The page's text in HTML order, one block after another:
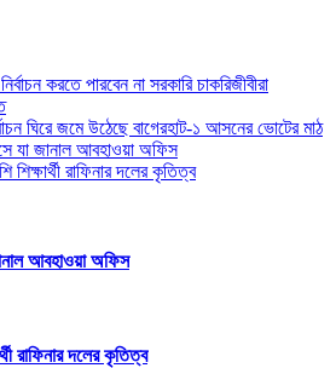
করতে পারবেন না সরকারি চাকরিজীবীরা
ঘিরে জমে উঠেছে বাগেরহাট-১ আসনের ভোটের মাঠ
যা জানাল আবহাওয়া অফিস
শিক্ষার্থী রাফিনার দলের কৃতিত্ব
আবহাওয়া অফিস
রাফিনার দলের কৃতিত্ব